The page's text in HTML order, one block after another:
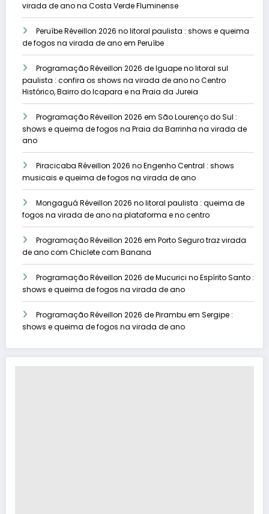
virada de ano na Costa Verde Fluminense
Peruíbe Réveillon 2026 no litoral paulista : shows e queima
de fogos na virada de ano em Peruíbe
Programação Réveillon 2026 de Iguape no litoral sul
paulista : confira os shows na virada de ano no Centro
Histórico, Bairro do Icapara e na Praia da Jureia
Programação Réveillon 2026 em São Lourenço do Sul :
shows e queima de fogos na Praia da Barrinha na virada de
ano
Piracicaba Réveillon 2026 no Engenho Central : shows
musicais e queima de fogos na virada de ano
Mongaguá Réveillon 2026 no litoral paulista : queima de
fogos na virada de ano na plataforma e no centro
Programação Réveillon 2026 em Porto Seguro traz virada
de ano com Chiclete com Banana
Programação Réveillon 2026 de Mucurici no Espírito Santo :
shows e queima de fogos na virada de ano
Programação Réveillon 2026 de Pirambu em Sergipe :
shows e queima de fogos na virada de ano